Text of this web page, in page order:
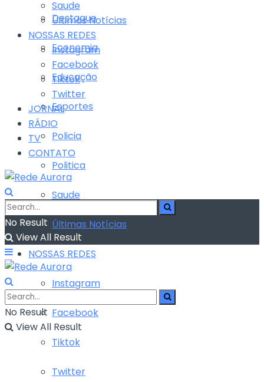
Destaque
Economia
Educação
Esportes
Policia
Politica
Saude
Últimas Notícias
NOSSAS REDES
Instagram
Facebook
Tiktok
Twitter
Saude
Últimas Notícias
NOSSAS REDES
Instagram
Facebook
Tiktok
Twitter
JORNAL
RÁDIO
TV
CONTATO
No Result
View All Result
No Result
View All Result